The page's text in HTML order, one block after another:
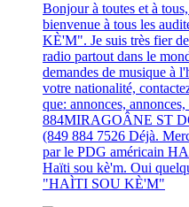
Bonjour à toutes et à
bienvenue à tous les
KÈ'M". Je suis très fier
radio partout dans le
demandes de musique à
votre nationalité,
que: annonces,
884MIRAGOÂNE ST
(849 884 7526 Déjà.
par le PDG américain
Haïti sou kè'm. Oui
"HAÌTI SOU KÈ'M"